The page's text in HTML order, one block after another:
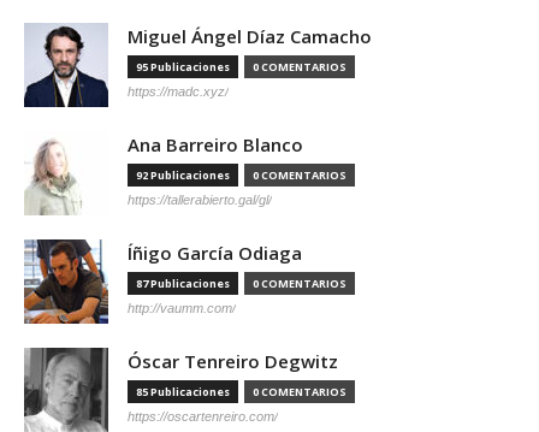
Miguel Ángel Díaz Camacho
95 Publicaciones 0 COMENTARIOS
https://madc.xyz/
Ana Barreiro Blanco
92 Publicaciones 0 COMENTARIOS
https://tallerabierto.gal/gl/
Íñigo García Odiaga
87 Publicaciones 0 COMENTARIOS
http://vaumm.com/
Óscar Tenreiro Degwitz
85 Publicaciones 0 COMENTARIOS
https://oscartenreiro.com/